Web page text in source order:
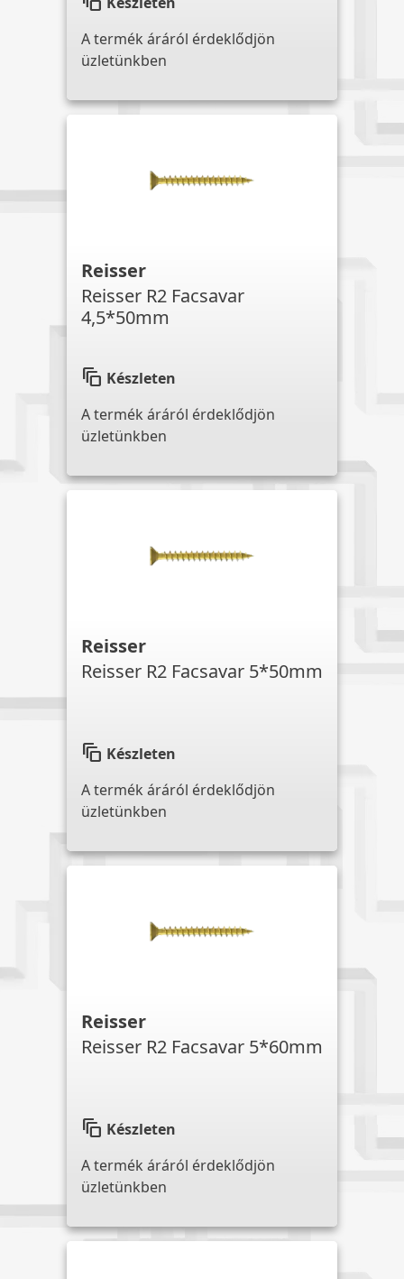
A termék áráról érdeklődjön
üzletünkben
Reisser
Reisser R2 Facsavar
4,5*50mm
auto_awesome_motion Készleten
A termék áráról érdeklődjön
üzletünkben
Reisser
Reisser R2 Facsavar 5*50mm
auto_awesome_motion Készleten
A termék áráról érdeklődjön
üzletünkben
Reisser
Reisser R2 Facsavar 5*60mm
auto_awesome_motion Készleten
A termék áráról érdeklődjön
üzletünkben